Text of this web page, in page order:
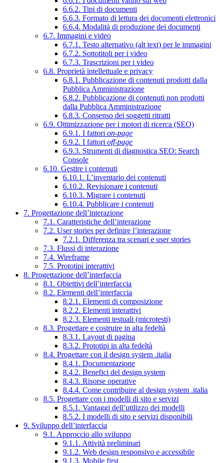
6.6.2. Tipi di documenti
6.6.3. Formato di lettura dei documenti elettronici
6.6.4. Modalità di produzione dei documenti
6.7. Immagini e video
6.7.1. Testo alternativo (alt text) per le immagini
6.7.2. Sottotitoli per i video
6.7.3. Trascrizioni per i video
6.8. Proprietà intellettuale e privacy
6.8.1. Pubblicazione di contenuti prodotti dalla
Pubblica Amministrazione
6.8.2. Pubblicazione di contenuti non prodotti
dalla Pubblica Amministrazione
6.8.3. Consenso dei soggetti ritratti
6.9. Ottimizzazione per i motori di ricerca (SEO)
6.9.1. I fattori on-page
6.9.2. I fattori off-page
6.9.3. Strumenti di diagnostica SEO: Search
Console
6.10. Gestire i contenuti
6.10.1. L’inventario dei contenuti
6.10.2. Revisionare i contenuti
6.10.3. Migrare i contenuti
6.10.4. Pubblicare i contenuti
7. Progettazione dell’interazione
7.1. Caratteristiche dell’interazione
7.2. User stories per definire l’interazione
7.2.1. Differenza tra scenari e user stories
7.3. Flussi di interazione
7.4. Wireframe
7.5. Prototipi interattivi
8. Progettazione dell’interfaccia
8.1. Obiettivi dell’interfaccia
8.2. Elementi dell’interfaccia
8.2.1. Elementi di composizione
8.2.2. Elementi interattivi
8.2.3. Elementi testuali (microtesti)
8.3. Progettare e costruire in alta fedeltà
8.3.1. Layout di pagina
8.3.2. Prototipi in alta fedeltà
8.4. Progettare con il design system .italia
8.4.1. Documentazione
8.4.2. Benefici del design system
8.4.3. Risorse operative
8.4.4. Come contribuire al design system .italia
8.5. Progettare con i modelli di sito e servizi
8.5.1. Vantaggi dell’utilizzo dei modelli
8.5.2. I modelli di sito e servizi disponibili
9. Sviluppo dell’interfaccia
9.1. Approccio allo sviluppo
9.1.1. Attività preliminari
9.1.2. Web design responsivo e accessibile
9.1.3. Mobile first